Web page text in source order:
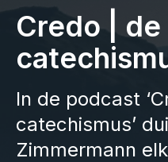
Credo | de
In de podcast
catechismus’
Zimmermann